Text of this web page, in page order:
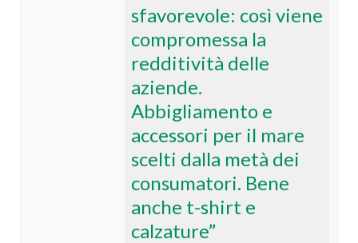
sfavorevole: così viene
compromessa la
redditività delle
aziende.
Abbigliamento e
accessori per il mare
scelti dalla metà dei
consumatori. Bene
anche t-shirt e
calzature”